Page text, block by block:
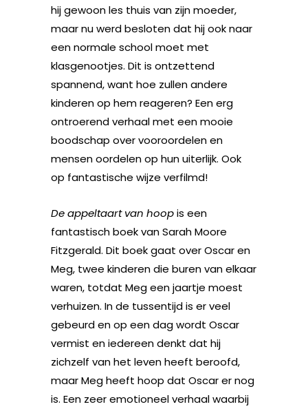
hij gewoon les thuis van zijn moeder,
maar nu werd besloten dat hij ook naar
een normale school moet met
klasgenootjes. Dit is ontzettend
spannend, want hoe zullen andere
kinderen op hem reageren? Een erg
ontroerend verhaal met een mooie
boodschap over vooroordelen en
mensen oordelen op hun uiterlijk. Ook
op fantastische wijze verfilmd!
De appeltaart van hoopis een
fantastisch boek van Sarah Moore
Fitzgerald. Dit boek gaat over Oscar en
Meg, twee kinderen die buren van elkaar
waren, totdat Meg een jaartje moest
verhuizen. In de tussentijd is er veel
gebeurd en op een dag wordt Oscar
vermist en iedereen denkt dat hij
zichzelf van het leven heeft beroofd,
maar Meg heeft hoop dat Oscar er nog
is. Een zeer emotioneel verhaal waarbij